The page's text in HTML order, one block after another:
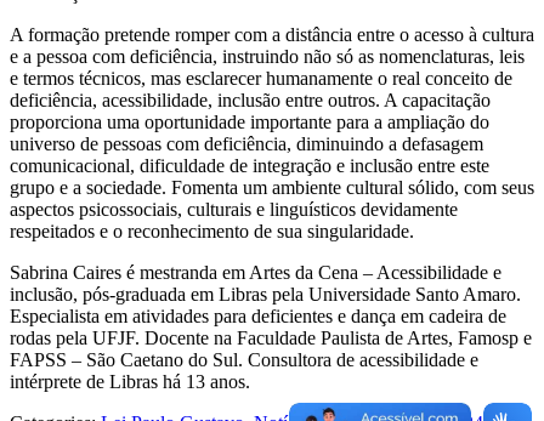
A formação pretende romper com a distância entre o acesso à cultura
e a pessoa com deficiência, instruindo não só as nomenclaturas, leis
e termos técnicos, mas esclarecer humanamente o real conceito de
deficiência, acessibilidade, inclusão entre outros. A capacitação
proporciona uma oportunidade importante para a ampliação do
universo de pessoas com deficiência, diminuindo a defasagem
comunicacional, dificuldade de integração e inclusão entre este
grupo e a sociedade. Fomenta um ambiente cultural sólido, com seus
aspectos psicossociais, culturais e linguísticos devidamente
respeitados e o reconhecimento de sua singularidade.
Sabrina Caires é mestranda em Artes da Cena – Acessibilidade e
inclusão, pós-graduada em Libras pela Universidade Santo Amaro.
Especialista em atividades para deficientes e dança em cadeira de
rodas pela UFJF. Docente na Faculdade Paulista de Artes, Famosp e
FAPSS – São Caetano do Sul. Consultora de acessibilidade e
intérprete de Libras há 13 anos.